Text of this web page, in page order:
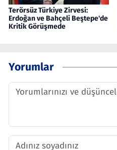
Terörsüz Türkiye Zirvesi:
Erdoğan ve Bahçeli Beştepe'de
Kritik Görüşmede
Yorumlar